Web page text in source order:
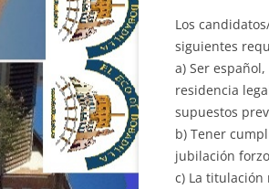
Los
siguientes
a) Ser
residencia
supuestos
b) Tener
jubilación
c) La titulación